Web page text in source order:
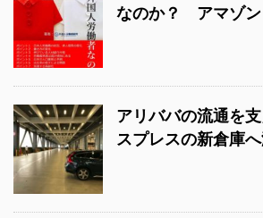
なのか？ アマゾン
アリババの流通を
スプレスの新倉庫